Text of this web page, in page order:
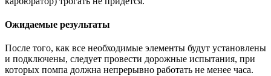
Ожидаемые результаты
После того, как все необходимые элементы будут установлены
и подключены, следует провести дорожные испытания, при
которых помпа должна непрерывно работать не менее часа.